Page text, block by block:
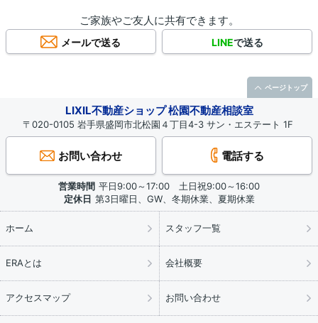
ご家族やご友人に共有できます。
メールで送る LINEで送る
LIXIL不動産ショップ 松園不動産相談室
〒020-0105 岩手県盛岡市北松園４丁目4-3 サン・エステート 1F
お問い合わせ 電話する
営業時間 平日9:00～17:00 土日祝9:00～16:00
定休日 第3日曜日、GW、冬期休業、夏期休業
ホーム スタッフ一覧
ERAとは 会社概要
アクセスマップ お問い合わせ
ページトップ